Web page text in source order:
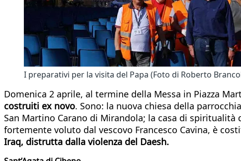
I preparativi per la visita del Papa (Foto di Roberto
Domenica 2 aprile, al termine della Messa in Piazza
costruiti ex novo. Sono: la nuova chiesa della
San Martino Carano di Mirandola; la casa di
fortemente voluto dal vescovo Francesco Cavina, è
Iraq, distrutta dalla violenza del Daesh.